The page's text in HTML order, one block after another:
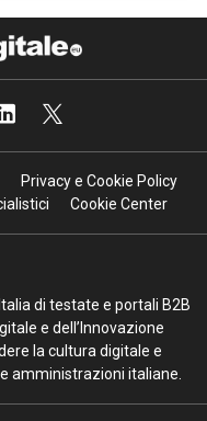
Privacy e Cookie Policy
Cookie Center
di testate e portali B2B
e dell’Innovazione
la cultura digitale e
amministrazioni italiane.